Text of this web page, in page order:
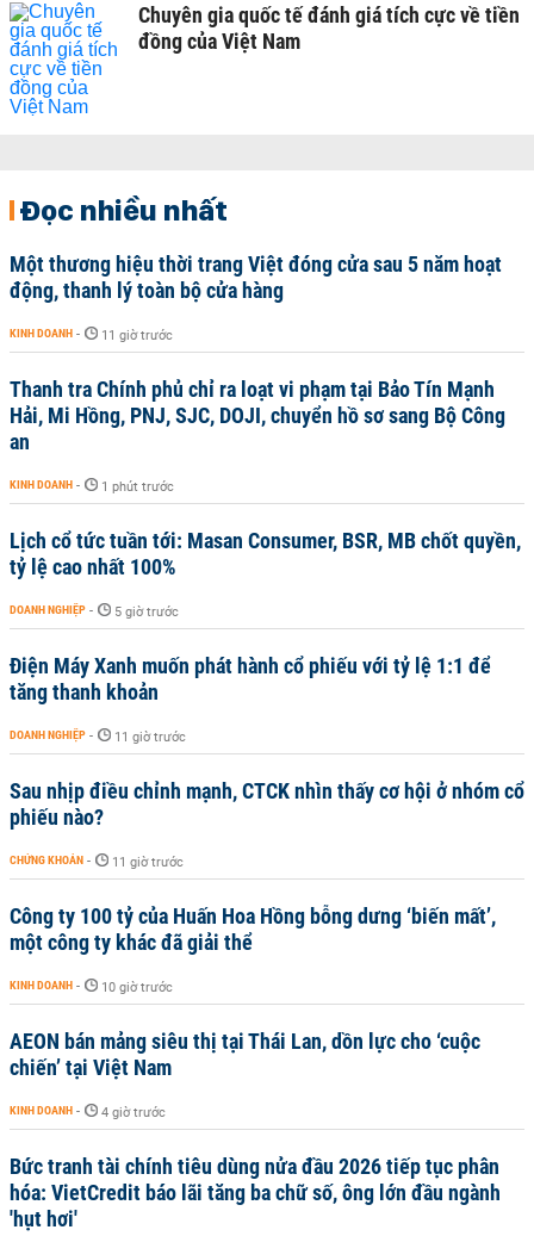
Chuyên gia quốc tế đánh giá tích cực về tiền
đồng của Việt Nam
Đọc nhiều nhất
Một thương hiệu thời trang Việt đóng cửa sau 5 năm hoạt
động, thanh lý toàn bộ cửa hàng
KINH DOANH - 11 giờ trước
Thanh tra Chính phủ chỉ ra loạt vi phạm tại Bảo Tín Mạnh
Hải, Mi Hồng, PNJ, SJC, DOJI, chuyển hồ sơ sang Bộ Công
an
KINH DOANH - 1 phút trước
Lịch cổ tức tuần tới: Masan Consumer, BSR, MB chốt quyền,
tỷ lệ cao nhất 100%
DOANH NGHIỆP - 5 giờ trước
Điện Máy Xanh muốn phát hành cổ phiếu với tỷ lệ 1:1 để
tăng thanh khoản
DOANH NGHIỆP - 11 giờ trước
Sau nhịp điều chỉnh mạnh, CTCK nhìn thấy cơ hội ở nhóm cổ
phiếu nào?
CHỨNG KHOÁN - 11 giờ trước
Công ty 100 tỷ của Huấn Hoa Hồng bỗng dưng ‘biến mất’,
một công ty khác đã giải thể
KINH DOANH - 10 giờ trước
AEON bán mảng siêu thị tại Thái Lan, dồn lực cho ‘cuộc
chiến’ tại Việt Nam
KINH DOANH - 4 giờ trước
Bức tranh tài chính tiêu dùng nửa đầu 2026 tiếp tục phân
hóa: VietCredit báo lãi tăng ba chữ số, ông lớn đầu ngành
'hụt hơi'